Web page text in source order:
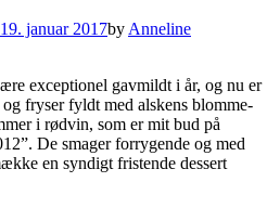
19. januar 2017by Anneline
exceptionel gavmildt i år, og nu er
fryser fyldt med alskens blomme-
i rødvin, som er mit bud på
De smager forrygende og med
en syndigt fristende dessert